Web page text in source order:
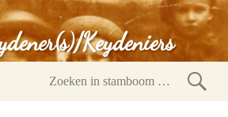
Keydeniers